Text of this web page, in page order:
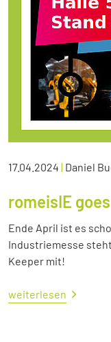
17.04.2024 | Daniel
romeisIE
Ende April ist es
Industriemesse
Keeper mit!
weiterlesen